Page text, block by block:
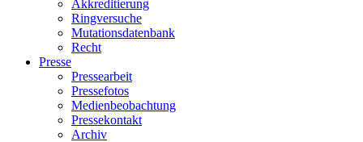
Akkreditierung
Ringversuche
Mutationsdatenbank
Recht
Presse
Pressearbeit
Pressefotos
Medienbeobachtung
Pressekontakt
Archiv